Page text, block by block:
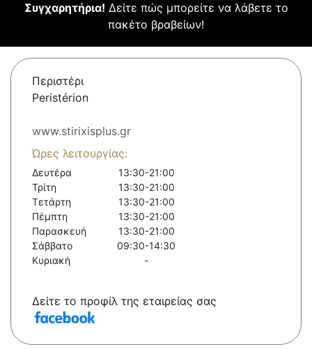
Συγχαρητήρια! Δείτε πώς μπορείτε να λάβετε το
πακέτο βραβείων!
Περιστέρι
Peristérion
www.stirixisplus.gr
Ώρες λειτουργίας:
Δευτέρα
13:30-21:00
Τρίτη
13:30-21:00
Τετάρτη
13:30-21:00
Πέμπτη
13:30-21:00
Παρασκευή
13:30-21:00
Σάββατο
09:30-14:30
Κυριακή
-
Δείτε το προφίλ της εταιρείας σας